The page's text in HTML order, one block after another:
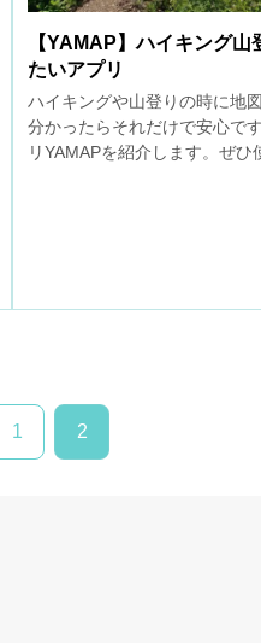
【YAMAP】ハイキング
たいアプリ
ハイキングや山登りの時に地
分かったらそれだけで安心で
リYAMAPを紹介します。ぜひ
1 2